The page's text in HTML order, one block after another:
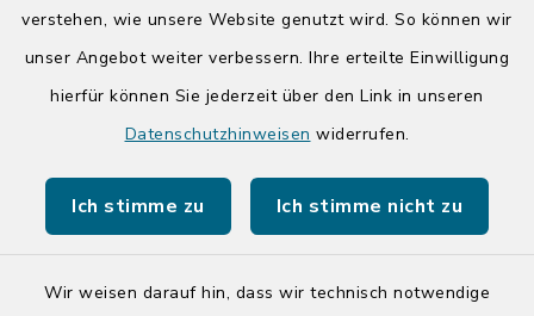
verstehen, wie unsere Website genutzt wird. So können wir
unser Angebot weiter verbessern. Ihre erteilte Einwilligung
hierfür können Sie jederzeit über den Link in unseren
Datenschutzhinweisen widerrufen.
Ich stimme zu Ich stimme nicht zu
Wir weisen darauf hin, dass wir technisch notwendige
14:00-17:00 Uhr
Quicklinks
Tourist-Info der Stadt Bad Segeberg